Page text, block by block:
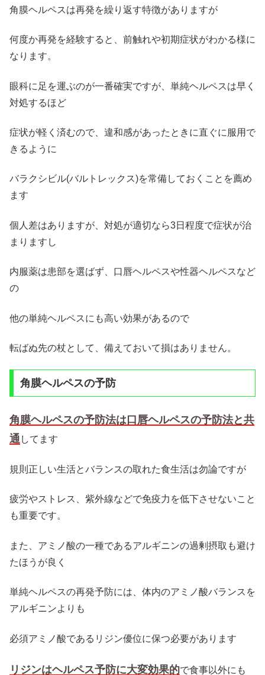
角膜ヘルペスは再発を繰り返す特徴がありますが
何度か再発を経験すると、前触れや初期症状がわかる様に
なります。
眼科に足を運ぶのが一番確実ですが、単純ヘルペスは早く
対処するほど
症状が軽く済むので、違和感があったときに直ぐに服用で
きるように
バラクシビル(バルトレックス)を常備しておくことを薦め
ます
個人差はありますが、対処が適切なら3日程度で症状が治
まりますし
内服薬は患部を選ばず、口唇ヘルペスや性器ヘルペスなど
の
他の単純ヘルペスにも高い効果があるので
転ばぬ先の杖として、備えておいて損はありません。
角膜ヘルペスの予防
角膜ヘルペスの予防法は口唇ヘルペスの予防法と共
通 してます
規則正しい生活とバランスの取れた食生活は勿論ですが
疲労やストレス、紫外線などで免疫力を低下させないこと
も重要です。
また、アミノ酸の一種であるアルギニンの過剰摂取も避け
たほうが良く
単純ヘルペスの再発予防には、体内のアミノ酸バランスを
アルギニンよりも
必須アミノ酸であるリジン優位に保つ必要があります
リジンはヘルペス予防に大変効果的で食事以外にも